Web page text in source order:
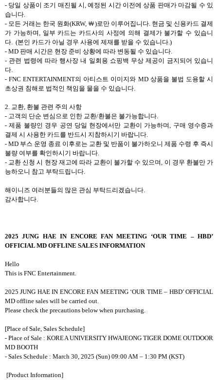
- 당일 상품이 조기 매진될 시 ,예정된 시간 이전에 상품 판매가 마감될 수 있
습니다
- 모든 거래는 한국 원화(KRW,￦)로만 이루어집니다. 현금 및 신용카드 결제
가 가능하며
일부 카드는 카드사의 사정에 의해 결제가 불가할 수 있습니
다 . (본인 카드가 아닐 경우 사용에 제재를 받을 수 있습니다 .)
- MD 판매 시간은 현장 준비 상황에 따라 변동될 수 있습니다
- 관련 법령에 따라 행사장 내 일회용 쇼핑백 무상 제공이 금지되어 있습니
다
- FNC ENTERTAINMENT의 아티스트 이미지와 MD 상품을 불법 도용할 시
초상권 침해로 법적인 책임을 물을 수 있습니다
2. 교환 환불 관련 주의 사항
- 고객의 단순 변심으로 인한 교환/환불은 불가능합니다
-제품 불량인 경우 공연 당일 현장에서만 교환이 가능하며
구매 영수증과
결제 시 사용한 카드를 반드시 지참하시기 바랍니다
- MD 부스 운영 종료 이후로는 교환 및 반품이 불가하오니 제품 수령 후 즉시
불량 여부를 확인하시기 바랍니다
- 교환 신청 시 현장 재고에 따라 교환이 불가할 수 있으며
이 경우 환불만 가
능하오니 참고 부탁드립니다
해이니즈 여러분들의 많은 관심 부탁드리겠습니다
감사합니다
2025 JUNG HAE IN ENCORE FAN MEETING ‘OUR TIME – HBD’
OFFICIAL MD OFFLINE SALES INFORMATION
Hello
This is FNC Entertainment.
2025 JUNG HAE IN ENCORE FAN MEETING ‘OUR TIME – HBD’ OFFICIAL
MD offline sales will be carried out.
Please check the precautions below when purchasing.
[Place of Sale, Sales Schedule]
- Place of Sale : KOREA UNIVERSITY HWAJEONG TIGER DOME OUTDOOR
MD BOOTH
- Sales Schedule : March 30, 2025 (Sun) 09:00 AM – 1:30 PM (KST)
[Product Information]